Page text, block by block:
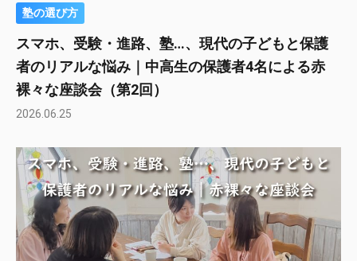
塾の選び方
スマホ、受験・進路、塾…、現代の子どもと保護
者のリアルな悩み｜中高生の保護者4名による赤
裸々な座談会（第2回）
2026.06.25